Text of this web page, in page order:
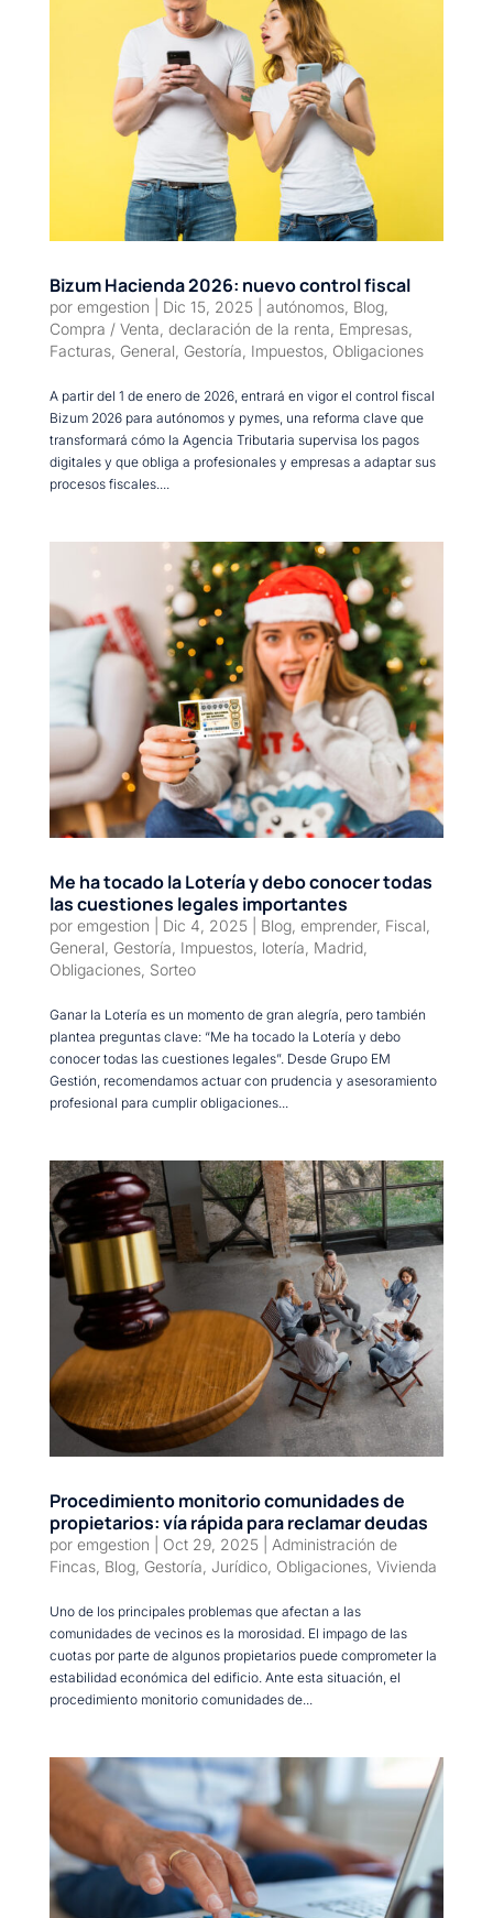
Bizum Hacienda 2026: nuevo control fiscal
por emgestion Dic 15, 2025| autónomos, Blog,
Compra / Venta declaración de la renta Empresas,
Facturas, General Gestoría Impuestos, Obligaciones
A partir del 1 de enero de 2026, entrará en vigor el control fiscal
Bizum 2026 para autónomos y pymes, una reforma clave que
transformará cómo la Agencia Tributaria supervisa los pagos
digitales y que obliga a profesionales y empresas a adaptar sus
procesos fiscales....
Me ha tocado la Lotería y debo conocer todas
las cuestiones legales importantes
por emgestion Dic 4, 2025| Blog, emprender, Fiscal
General Gestoría Impuestos, lotería Madrid,
Obligaciones, Sorteo
Ganar la Lotería es un momento de gran alegría, pero también
plantea preguntas clave: “Me ha tocado la Lotería y debo
conocer todas las cuestiones legales”. Desde Grupo EM
Gestión, recomendamos actuar con prudencia y asesoramiento
profesional para cumplir obligaciones...
Procedimiento monitorio comunidades de
propietarios: vía rápida para reclamar deudas
por emgestion Oct 29, 2025| Administración de
Fincas, Blog, Gestoría Jurídico, Obligaciones, Vivienda
Uno de los principales problemas que afectan a las
comunidades de vecinos es la morosidad. El impago de las
cuotas por parte de algunos propietarios puede comprometer la
estabilidad económica del edificio. Ante esta situación, el
procedimiento monitorio comunidades de...